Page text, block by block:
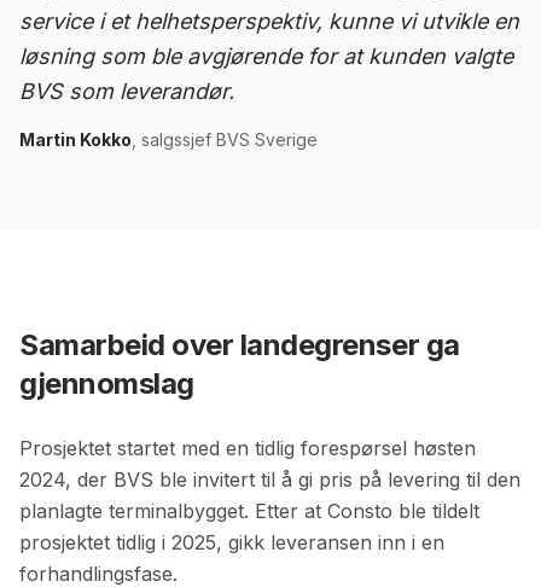
service i et helhetsperspektiv, kunne vi utvikle en
løsning som ble avgjørende for at kunden valgte
BVS som leverandør.
Martin Kokko , salgssjef BVS Sverige
Samarbeid over landegrenser ga
gjennomslag
Prosjektet startet med en tidlig forespørsel høsten
2024, der BVS ble invitert til å gi pris på levering til den
planlagte terminalbygget. Etter at Consto ble tildelt
prosjektet tidlig i 2025, gikk leveransen inn i en
forhandlingsfase.